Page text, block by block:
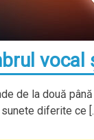
vocal
de la două
diferite ce